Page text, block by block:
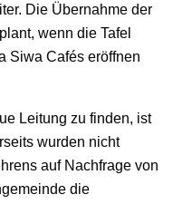
Die Übernahme der
wenn die Tafel
Siwa Cafés eröffnen
Leitung zu finden, ist
wurden nicht
auf Nachfrage von
die